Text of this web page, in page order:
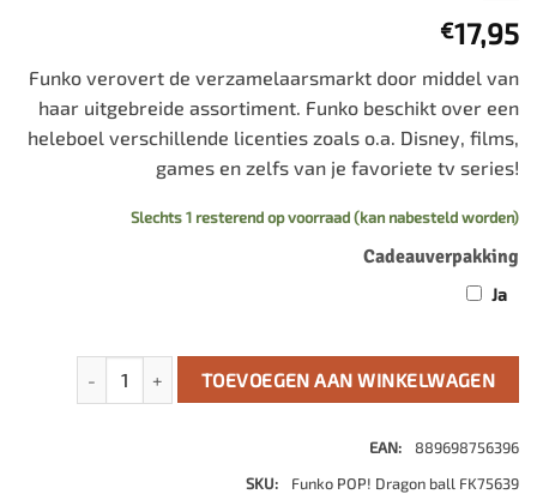
€17,95
Funko verovert de verzamelaarsmarkt door middel van
haar uitgebreide assortiment. Funko beschikt over een
heleboel verschillende licenties zoals o.a. Disney, films,
games en zelfs van je favoriete tv series!
Slechts 1 resterend op voorraad (kan nabesteld worden)
Cadeauverpakking
Ja
Dragon Ball Super: Super Hero POP! Vinyl Figure Cell Max
TOEVOEGEN AAN WINKELWAGEN
EAN:
889698756396
SKU:
Funko POP! Dragon ball FK75639